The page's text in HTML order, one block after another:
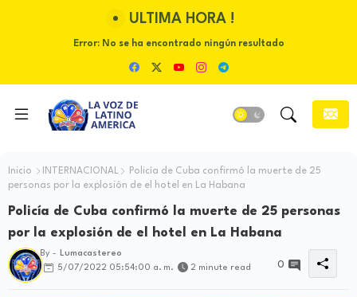
ULTIMA HORA !
Error:No se ha encontrado ningún resultado
Inicio INTERNACIONAL
Policía de Cuba confirmó la muerte de 25
personas por la explosión de el hotel en La Habana
Policía de Cuba confirmó la muerte de 25 personas
por la explosión de el hotel en La Habana
By -
Lumacastereo
5/07/2022 05:54:00 a. m.
2 minute read 0